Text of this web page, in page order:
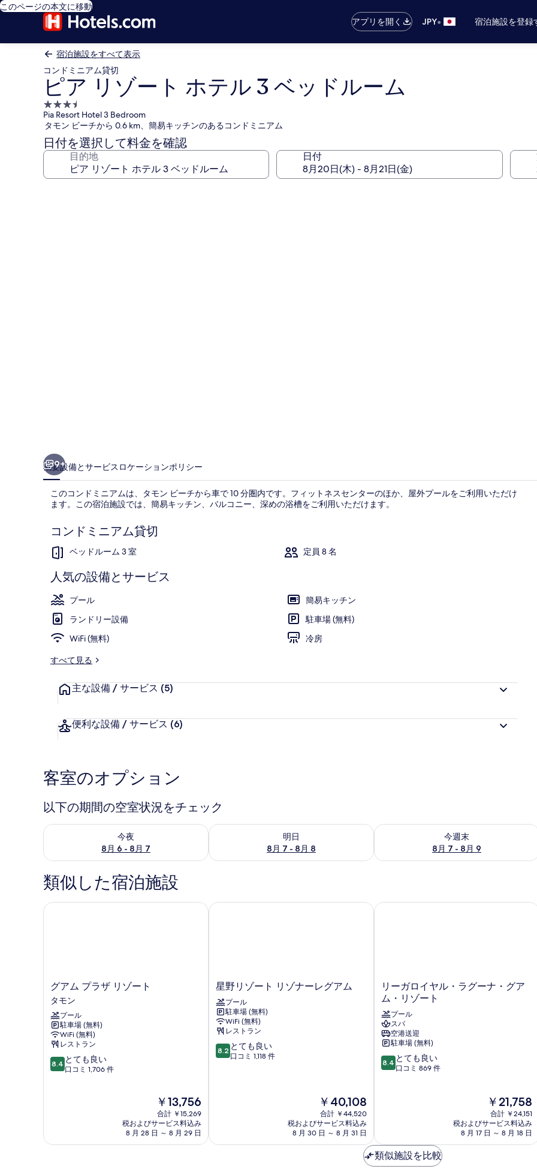
このページの本文に移動
アプリを開く
JPY• 宿泊施設を登録
宿泊施設をすべて表示
コンドミニアム貸切
ピア リゾート ホテル 3 ベッドルーム
3.5
つ
星
宿
泊
Pia Resort Hotel 3 Bedroom
タモン ビーチから 0.6 km、簡易キッチンのあるコンドミニアム
日付を選択して料金を確認
目的地 日付
ー
ム
の
真
ギ
ャ
ラ
リ
ー
9+
概要設備とサービス ロケーションポリシー
このコンドミニアムは、タモン ビーチから車で 10 分圏内です。フィットネスセンターのほか、屋外プールをご利用いただけ
ます。この宿泊施設では、簡易キッチン、バルコニー、深めの浴槽をご利用いただけます。
コンドミニアム貸切
ベッドルーム 3 室 定員 8 名
人気の設備とサービス
プール
簡易キッチン
ランドリー設備
駐車場 (無料)
WiFi (無料)
冷房
すべて見る
主な設備 / サービス (5)
便利な設備 / サービス (6)
客室のオプション
以下の期間の空室状況をチェック
今夜
8月 6 - 8月 7
今夜 8月 6 - 8月 7 の空室状況をチェック
明日
8月 7 - 8月 8
明日 8月 7 - 8月 8 の空室状況をチェック
今週末
8月 7 - 8月 9
今週末 8月 7 - 8月 9 の空室状況をチ
類似した宿泊施設
グ
ア
ム
プ
ラ
ザ
リ
ゾ
ー
グアム プラザ リゾート
タモン
プール
駐車場 (無料)
WiFi (無料)
レストラン
10
段
良
8.4 とても良い
口コミ 1,706 件
現
在
の
料
金
￥13,756
合計 ￥15,269
税およびサービス料込み
8 月 28 日 ～ 8 月 29 日
グアム プラザ リゾート
星
リ
ゾ
ー
リ
ゾ
星野リゾート リゾナーレグアム
プール
駐車場 (無料)
WiFi (無料)
レストラン
10
段
い、
8.2 とても良い
口コミ 1,118 件
現
在
の
料
金
￥40,108
合計 ￥44,520
税およびサービス料込み
8 月 30 日 ～ 8 月 31 日
星野リゾート リゾナーレグアム
リ
ー
ロ
イ
ヤ
ル・
ラ
グ
ゾ
ー
ト
リーガロイヤル・ラグーナ・グア
ム・リゾート
プール
スパ
空港送迎
駐車場 (無料)
10
段
良
い、
口
8.4 とても良い
口コミ 869 件
現
在
の
料
金
￥21,758
合計 ￥24,151
税およびサービス料込み
8 月 17 日 ～ 8 月 18 日
リーガロイヤル・ラグーナ・グアム
類似施設を比較